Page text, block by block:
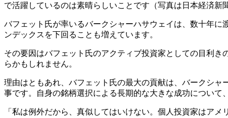
で活躍しているのは素晴らしいことです（写真は日本経済新
バフェット氏が率いるバークシャーハサウェイは、数十年に
ンデックスを下回ることも増えています。
その要因はバフェット氏のアクティブ投資家としての目利
らかもしれません。
理由はともあれ、バフェット氏の最大の貢献は、バークシ
事です。自身の銘柄選択による長期的な大きな成功について、
「私は例外だから、真似してはいけない。個人投資家はア